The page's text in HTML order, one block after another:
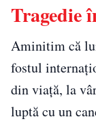
Tragedie
Aminitim că
fostul
din viaţă, la
luptă cu un